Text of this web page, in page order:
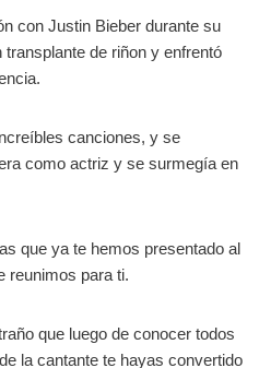
con Justin Bieber durante su
de riñon y enfrentó
canciones, y se
como actriz y se surmegía en
que ya te hemos presentado al
reunimos para ti.
que luego de conocer todos
la cantante te hayas convertido